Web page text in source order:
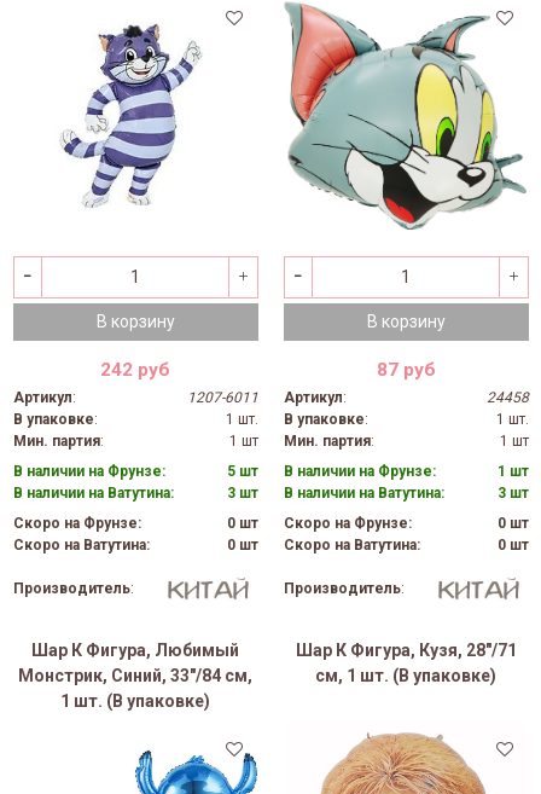
В корзину
242 руб
Артикул:
1207-6011
В упаковке:
1 шт.
Мин. партия:
1 шт
В наличии на Фрунзе:
5 шт
В наличии на Ватутина:
3 шт
Скоро на Фрунзе:
0 шт
Скоро на Ватутина:
0 шт
Производитель:
В корзину
87 руб
Артикул:
24458
В упаковке:
1 шт.
Мин. партия:
1 шт
В наличии на Фрунзе:
1 шт
В наличии на Ватутина:
3 шт
Скоро на Фрунзе:
0 шт
Скоро на Ватутина:
0 шт
Производитель:
Шар К Фигура, Любимый
Монстрик, Синий, 33"/84 см,
1 шт. (В упаковке)
Шар К Фигура, Кузя, 28"/71
см, 1 шт. (В упаковке)